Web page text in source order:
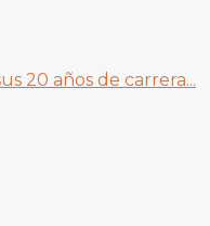
20 años de carrera...